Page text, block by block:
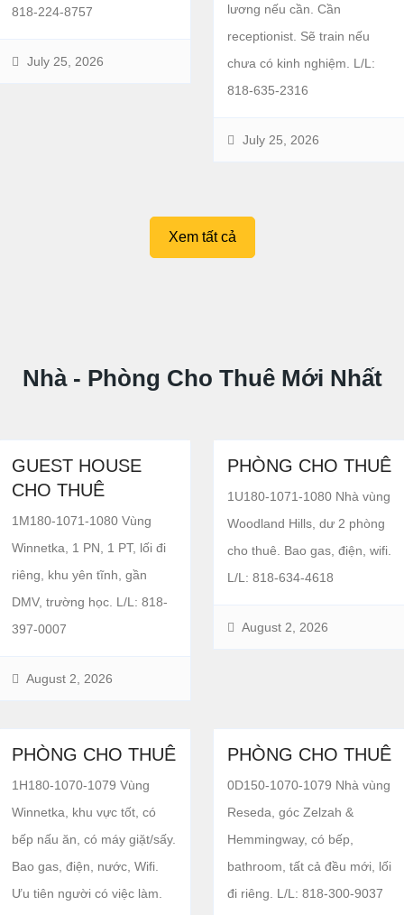
818-224-8757
July 25, 2026
lương nếu cần. Cần
receptionist. Sẽ train nếu
chưa có kinh nghiệm. L/L:
818-635-2316
July 25, 2026
Xem tất cả
Nhà - Phòng Cho Thuê Mới Nhất
GUEST HOUSE
CHO THUÊ
1M180-1071-1080 Vùng
Winnetka, 1 PN, 1 PT, lối đi
riêng, khu yên tĩnh, gần
DMV, trường học. L/L: 818-
397-0007
August 2, 2026
PHÒNG CHO THUÊ
1U180-1071-1080 Nhà vùng
Woodland Hills, dư 2 phòng
cho thuê. Bao gas, điện, wifi.
L/L: 818-634-4618
August 2, 2026
PHÒNG CHO THUÊ
1H180-1070-1079 Vùng
Winnetka, khu vực tốt, có
bếp nấu ăn, có máy giặt/sấy.
Bao gas, điện, nước, Wifi.
Ưu tiên người có việc làm.
PHÒNG CHO THUÊ
0D150-1070-1079 Nhà vùng
Reseda, góc Zelzah &
Hemmingway, có bếp,
bathroom, tất cả đều mới, lối
đi riêng. L/L: 818-300-9037